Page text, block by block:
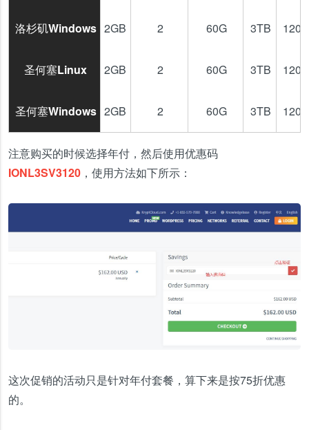
洛杉矶Windows
圣何塞Linux
圣何塞Windows
2GB
2GB
2GB
2
2
2
60G
60G
60G
3TB
3TB
3TB
120
120
120
注意购买的时候选择年付，然后使用优惠码
IONL3SV3120，使用方法如下所示：
这次促销的活动只是针对年付套餐，算下来是按75折优惠
的。